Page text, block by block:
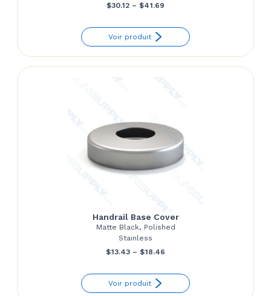
$30.12 – $41.69
through
Voir produit
Handrail Base Cover
Matte Black, Polished
Stainless
$13.43 – $18.46
Voir produit